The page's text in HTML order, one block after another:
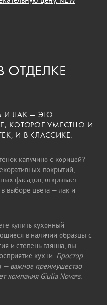
ОТДЕЛКЕ
И ЛАК — ЭТО
КОТОРОЕ УМЕСТНО И
И В КЛАССИКЕ.
капучино с корицей?
покрытий,
фасадов, открывает
выборе цвета — лак и
купить кухонный
в наличии образцы с
и степень глянца, вы
кухни. Простор
— важное преимущество
компания Giulia Novars.